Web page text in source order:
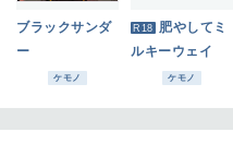
ブラックサンダ
ー
ケモノ
R18 肥やしてミ
ルキーウェイ
ケモノ